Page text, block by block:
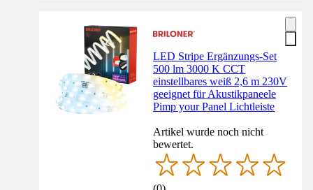
LED Stripe Ergänzungs-Set
500 lm 3000 K CCT
einstellbares weiß 2,6 m 230V
geeignet für Akustikpaneele
Pimp your Panel Lichtleiste
Artikel wurde noch nicht
bewertet.